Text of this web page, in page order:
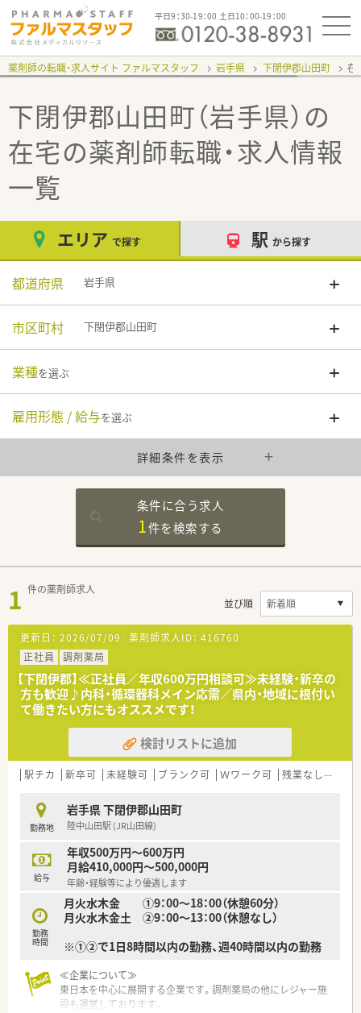
平日9：30-19：00 土日10：00-19：00
薬剤師の転職・求人サイト ファルマスタッフ 岩手県 下閉伊郡山田町 在
下閉伊郡山田町（岩手県）の
在宅の薬剤師転職・求人情報
一覧
エリア で探す 駅 から探す
都道府県 岩手県
市区町村 下閉伊郡山田町
業種を選ぶ
雇用形態 / 給与を選ぶ
詳細条件を表示
条件に合う求人
1件を検索する
1 件の薬剤師求人
並び順
更新日： 2026/07/09 薬剤師求人ID： 416760
正社員
調剤薬局
【下閉伊郡】≪正社員／年収600万円相談可≫未経験・新卒の
方も歓迎♪内科・循環器科メイン応需／県内・地域に根付い
て働きたい方にもオススメです！
検討リストに追加
駅チカ 新卒可 未経験可 ブランク可 Ｗワーク可 残業なし(ほぼなし含む)
勤務地
岩手県 下閉伊郡山田町
陸中山田駅 (JR山田線)
給与
年収500万円～600万円
月給410,000円～500,000円
年齢・経験等により優遇します
勤務
時間
月火水木金 ①9：00～18：00（休憩60分）
月火水木金土 ②9：00～13：00（休憩なし）
※①②で1日8時間以内の勤務、週40時間以内の勤務
≪企業について≫
東日本を中心に展開する企業です。調剤薬局の他にレジャー施
設も運営しております。